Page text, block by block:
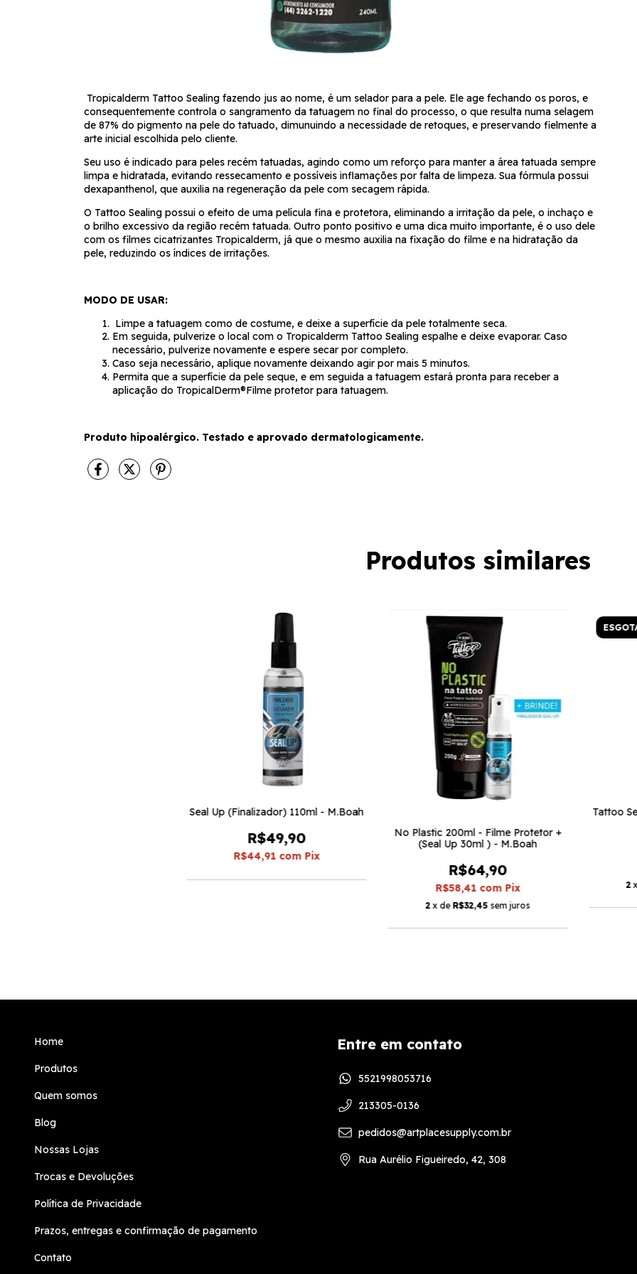
Tropicalderm Tattoo Sealing fazendo jus ao nome, é um selador para a pele. Ele age fechando os poros, e
consequentemente controla o sangramento da tatuagem no final do processo, o que resulta numa selagem
de 87% do pigmento na pele do tatuado, dimunuindo a necessidade de retoques, e preservando fielmente a
arte inicial escolhida pelo cliente.
Seu uso é indicado para peles recém tatuadas, agindo como um reforço para manter a área tatuada sempre
limpa e hidratada, evitando ressecamento e possíveis inflamações por falta de limpeza. Sua fórmula possui
dexapanthenol, que auxilia na regeneração da pele com secagem rápida.
O Tattoo Sealing possui o efeito de uma película fina e protetora, eliminando a irritação da pele, o inchaço e
o brilho excessivo da região recém tatuada. Outro ponto positivo e uma dica muito importante, é o uso dele
com os filmes cicatrizantes Tropicalderm, já que o mesmo auxilia na fixação do filme e na hidratação da
pele, reduzindo os índices de irritações.
MODO DE USAR:
Limpe a tatuagem como de costume, e deixe a superfície da pele totalmente seca.
Em seguida, pulverize o local com o Tropicalderm Tattoo Sealing espalhe e deixe evaporar. Caso
necessário, pulverize novamente e espere secar por completo.
Caso seja necessário, aplique novamente deixando agir por mais 5 minutos.
Permita que a superfície da pele seque, e em seguida a tatuagem estará pronta para receber a
aplicação do TropicalDerm®Filme protetor para tatuagem.
Produto hipoalérgico. Testado e aprovado dermatologicamente.
Produtos similares
Seal Up (Finalizador) 110ml - M.Boah
R$49,90
R$44,91 com Pix
No Plastic 200ml - Filme Protetor +
(Seal Up 30ml ) - M.Boah
R$64,90
R$58,41 com Pix
2 x de R$32,45 sem juros
Tattoo
2
Home
Produtos
Quem somos
Blog
Nossas Lojas
Trocas e Devoluções
Política de Privacidade
Prazos, entregas e confirmação de pagamento
Contato
Entre em contato
5521998053716
213305-0136
pedidos@artplacesupply.com.br
Rua Aurélio Figueiredo, 42, 308